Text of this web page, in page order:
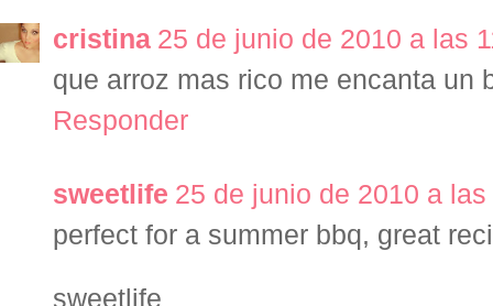
cristina 25 de junio de 2010 a las
que arroz mas rico me encanta un
Responder
sweetlife 25 de junio de 2010 a
perfect for a summer bbq, great
sweetlife